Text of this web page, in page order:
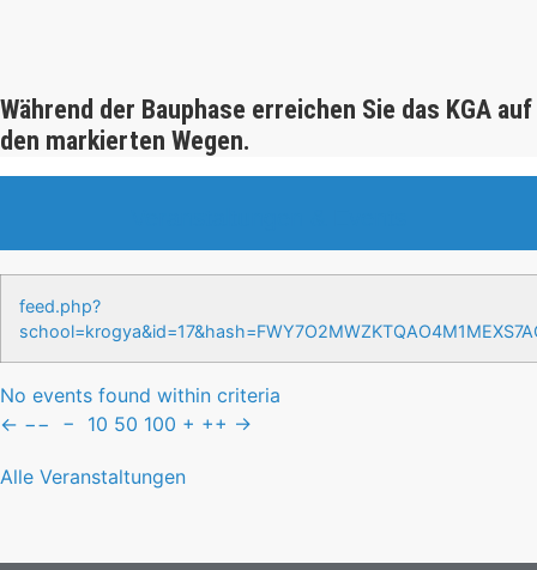
Während der Bauphase erreichen Sie das KGA auf
den markierten Wegen.
feed.php?
No events found within criteria
← −− − 10 50 100 + ++ →
Alle Veranstaltungen